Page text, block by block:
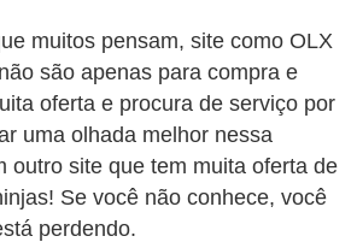
muitos pensam, site como OLX
são apenas para compra e
oferta e procura de serviço por
uma olhada melhor nessa
outro site que tem muita oferta de
Se você não conhece, você
perdendo.